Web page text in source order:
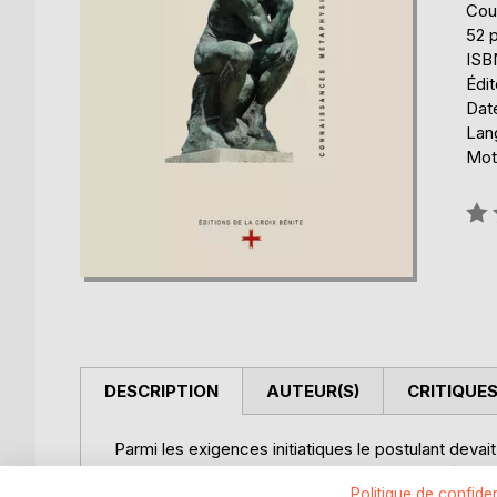
52
DESCRIPTION
Parmi les exigences initiatiques le postulant
sur la montagne, dans une cellule de monastère,
AUTEUR(S)
Politique de